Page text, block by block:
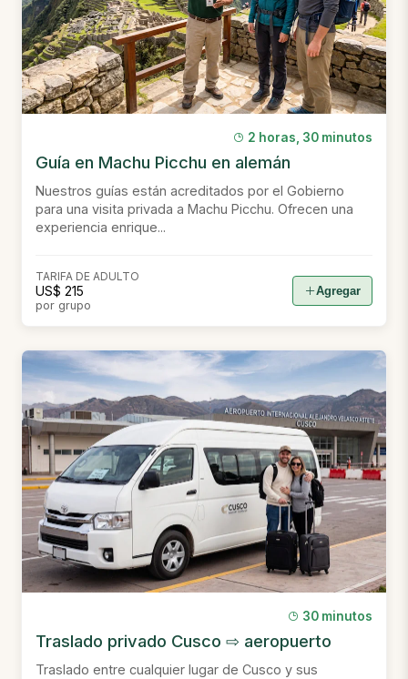
2 horas, 30 minutos
Guía en Machu Picchu en alemán
Nuestros guías están acreditados por el Gobierno
para una visita privada a Machu Picchu. Ofrecen una
experiencia enrique...
TARIFA DE ADULTO
US$ 215
por grupo
Agregar
30 minutos
Traslado privado Cusco ⇨ aeropuerto
Traslado entre cualquier lugar de Cusco y sus